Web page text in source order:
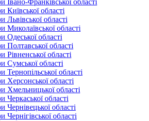
Івано-Франківської області
Київської області
Львівської області
Миколаївської області
Одеської області
Полтавської області
Рівненської області
Сумської області
Тернопільської області
Херсонської області
Хмельницької області
Черкаської області
Чернівецької області
Чернігівської області